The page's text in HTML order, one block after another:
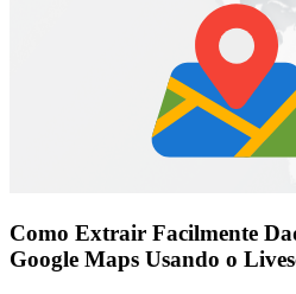
Como Extrair Facilmente
Google Maps Usando o